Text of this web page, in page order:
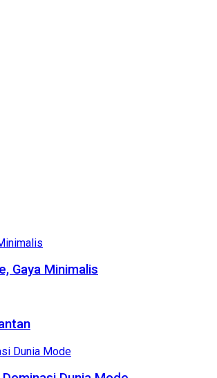
Gaya Minimalis